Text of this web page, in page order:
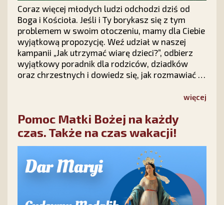
Coraz więcej młodych ludzi odchodzi dziś od
Boga i Kościoła. Jeśli i Ty borykasz się z tym
problemem w swoim otoczeniu, mamy dla Ciebie
wyjątkową propozycję. Weź udział w naszej
kampanii „Jak utrzymać wiarę dzieci?”, odbierz
wyjątkowy poradnik dla rodziców, dziadków
oraz chrzestnych i dowiedz się, jak rozmawiać z
nie tracić nadziei na ich powrót do Chrystusa.więcej
Pomoc Matki Bożej na każdy
czas. Także na czas wakacji!